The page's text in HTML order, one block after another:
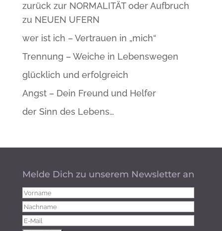
zurück zur NORMALITÄT oder Aufbruch
zu NEUEN UFERN
wer ist ich – Vertrauen in „mich“
Trennung – Weiche in Lebenswegen
glücklich und erfolgreich
Angst – Dein Freund und Helfer
der Sinn des Lebens…
Melde Dich zu unserem Newsletter an